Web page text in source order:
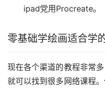
ipad党用Procreate。
零基础学绘画适合学
现在各个渠道的教程非常
就可以找到很多网络课程